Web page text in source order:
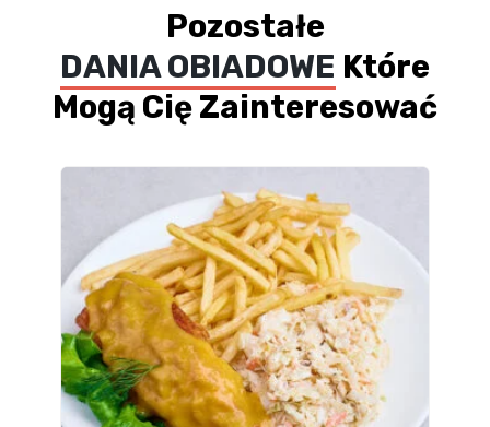
Pozostałe
DANIA OBIADOWE Które
Mogą Cię Zainteresować